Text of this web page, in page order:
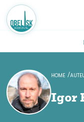
HOME
Igor